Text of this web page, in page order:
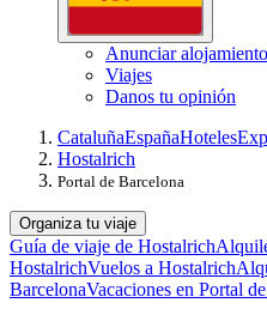
Anunciar alojamiento
Viajes
Danos tu opinión
CataluñaEspañaHoteles
Hostalrich
Portal de Barcelona
Organiza tu viaje
Guía de viaje de Hostalrich
HostalrichVuelos a Hostalrich
BarcelonaVacaciones en Portal